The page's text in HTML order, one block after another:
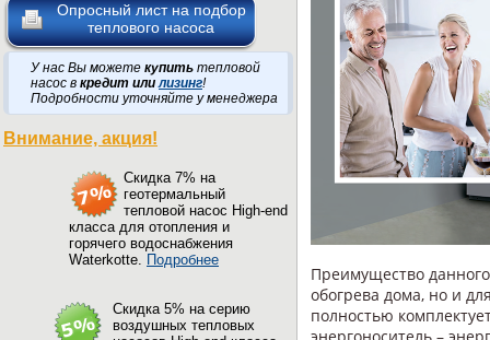
Опросный лист на подбор
теплового насоса
У нас Вы можете купить тепловой
насос в кредит илилизинг!
Подробности уточняйте у менеджера
Внимание, акция!
Cкидка 7% на
геотермальный
тепловой насос High-end
класса для отопления и
горячего водоснабжения
Waterkotte. Подробнее
Cкидка 5% на серию
воздушных тепловых
Преимущество
обогрева дома, но и
полностью
энергоноситель –